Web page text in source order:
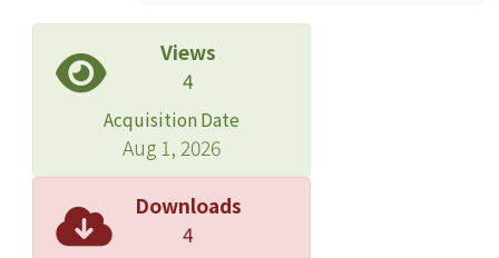
Views
4
Acquisition Date
Aug 1, 2026
Downloads
4